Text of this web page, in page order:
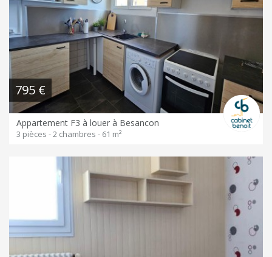
795 €
Appartement F3 à louer à Besancon
3 pièces - 2 chambres - 61 m²